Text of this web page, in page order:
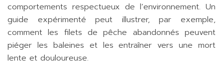
comportements respectueux de l’environnement. Un
guide expérimenté peut illustrer, par exemple,
comment les filets de pêche abandonnés peuvent
piéger les baleines et les entraîner vers une mort
lente et douloureuse.